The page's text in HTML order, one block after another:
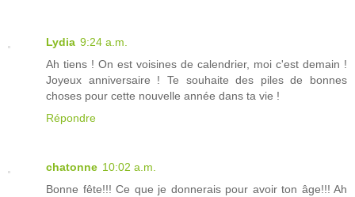
Lydia 9:24 a.m.
Ah tiens ! On est voisines de calendrier, moi c'est demain !
Joyeux anniversaire ! Te souhaite des piles de bonnes
choses pour cette nouvelle année dans ta vie !
Répondre
chatonne 10:02 a.m.
Bonne fête!!! Ce que je donnerais pour avoir ton âge!!! Ah